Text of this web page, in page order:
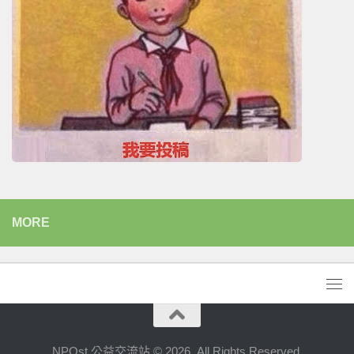
MORE
NPOst 公益交流站 © 2026. All Rights Reserved.